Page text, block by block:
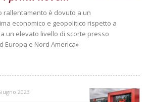
rallentamento è dovuto a un
economico e geopolitico rispetto a
un elevato livello di scorte presso
Europa e Nord America»
2023